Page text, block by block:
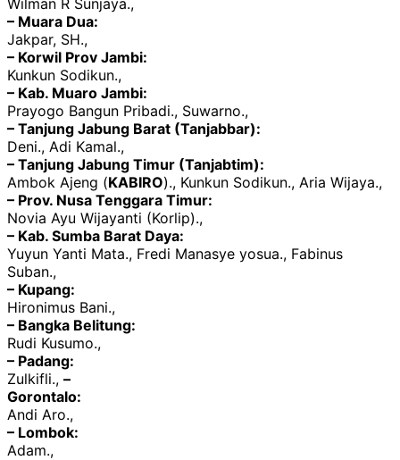
– Muara Dua:
Jakpar, SH.,
– Korwil Prov Jambi:
Kunkun Sodikun.,
– Kab. Muaro Jambi:
Prayogo Bangun Pribadi., Suwarno.,
– Tanjung Jabung Barat (Tanjabbar):
Deni., Adi Kamal.,
– Tanjung Jabung Timur (Tanjabtim):
Ambok Ajeng (KABIRO)., Kunkun Sodikun., Aria Wijaya.,
– Prov. Nusa Tenggara Timur:
Novia Ayu Wijayanti (Korlip).,
– Kab. Sumba Barat Daya:
Yuyun Yanti Mata., Fredi Manasye yosua., Fabinus
Suban.,
– Kupang:
Hironimus Bani.,
– Bangka Belitung:
Rudi Kusumo.,
– Padang:
Zulkifli., –
Gorontalo:
Andi Aro.,
– Lombok:
Adam.,